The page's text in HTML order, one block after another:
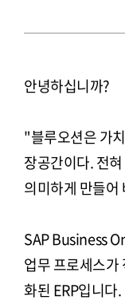
안녕하십니까?
"블루오션은 가
장공간이다. 전
의미하게 만들어
SAP Business
업무 프로세스
화된 ERP입니다